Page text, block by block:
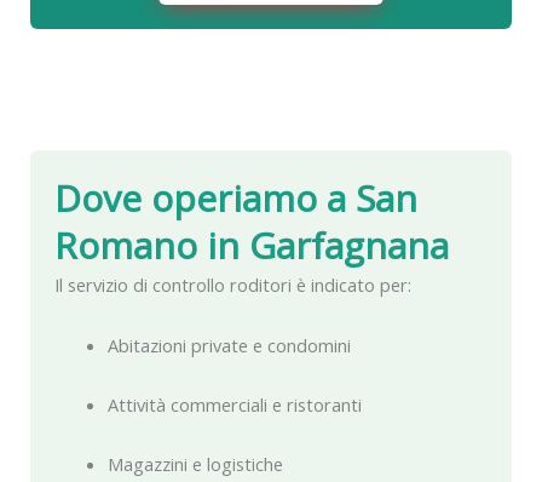
Dove operiamo a San
Romano in Garfagnana
Il servizio di controllo roditori è indicato per:
Abitazioni private e condomini
Attività commerciali e ristoranti
Magazzini e logistiche